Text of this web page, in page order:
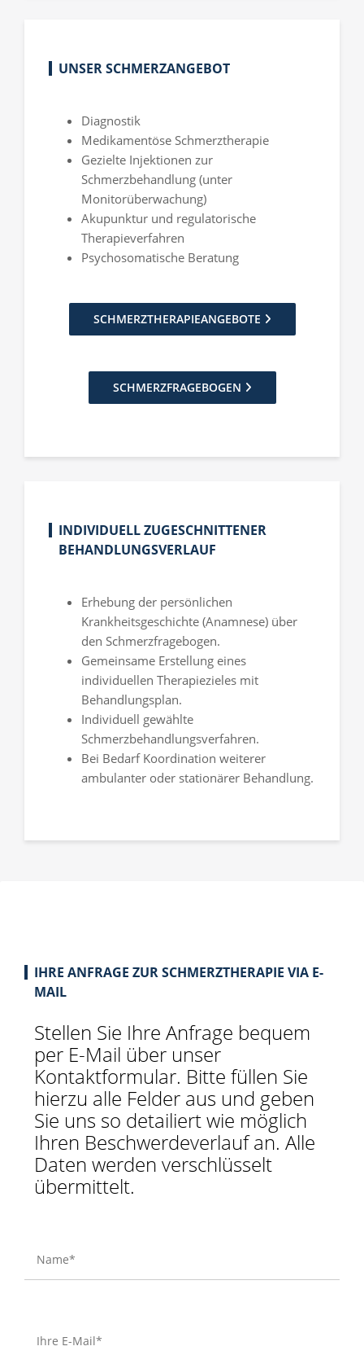
UNSER SCHMERZANGEBOT
Diagnostik
Medikamentöse Schmerztherapie
Gezielte Injektionen zur
Schmerzbehandlung (unter
Monitorüberwachung)
Akupunktur und regulatorische
Therapieverfahren
Psychosomatische Beratung
SCHMERZTHERAPIEANGEBOTE
SCHMERZFRAGEBOGEN
INDIVIDUELL ZUGESCHNITTENER
BEHANDLUNGSVERLAUF
Erhebung der persönlichen
Krankheitsgeschichte (Anamnese) über
den Schmerzfragebogen.
Gemeinsame Erstellung eines
individuellen Therapiezieles mit
Behandlungsplan.
Individuell gewählte
Schmerzbehandlungsverfahren.
Bei Bedarf Koordination weiterer
ambulanter oder stationärer Behandlung.
IHRE ANFRAGE ZUR SCHMERZTHERAPIE VIA E-
MAIL
Stellen Sie Ihre Anfrage bequem
per E-Mail über unser
Kontaktformular. Bitte füllen Sie
hierzu alle Felder aus und geben
Sie uns so detailiert wie möglich
Ihren Beschwerdeverlauf an. Alle
Daten werden verschlüsselt
übermittelt.